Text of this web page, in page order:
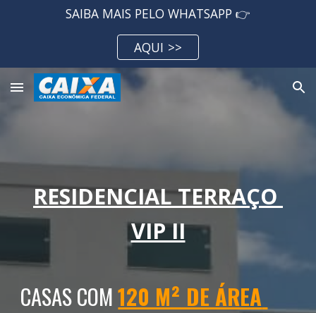
SAIBA MAIS PELO WHATSAPP 👉
AQUI >>
RESIDENCIAL TERRAÇO
VIP II
CASAS COM 120 M² DE ÁREA